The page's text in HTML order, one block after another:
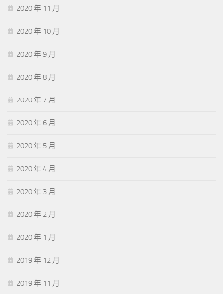
2020 年 11 月
2020 年 10 月
2020 年 9 月
2020 年 8 月
2020 年 7 月
2020 年 6 月
2020 年 5 月
2020 年 4 月
2020 年 3 月
2020 年 2 月
2020 年 1 月
2019 年 12 月
2019 年 11 月